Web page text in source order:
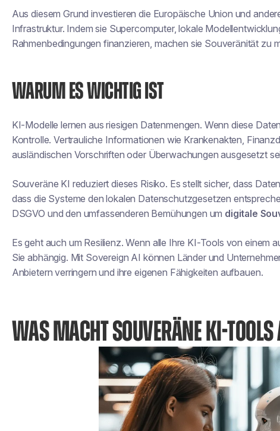
Aus diesem Grund investieren die Europäische Union und
Infrastruktur. Indem sie Supercomputer, lokale
Rahmenbedingungen finanzieren, machen sie Souveränität zu
WARUM ES WICHTIG IST
KI-Modelle lernen aus riesigen Datenmengen. Wenn diese
Kontrolle. Vertrauliche Informationen wie Krankenakten,
ausländischen Vorschriften oder Überwachungen ausgesetzt
Souveräne KI reduziert dieses Risiko. Es stellt sicher, dass
dass die Systeme den lokalen Datenschutzgesetzen
DSGVO und den umfassenderen Bemühungen um digitale
Es geht auch um Resilienz. Wenn alle Ihre KI-Tools von einem
Sie abhängig. Mit Sovereign AI können Länder und
Anbietern verringern und ihre eigenen Fähigkeiten aufbauen.
WAS MACHT SOUVERÄNE KI-TOOLS